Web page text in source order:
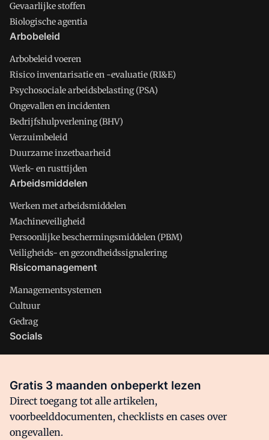
Gevaarlijke stoffen
Biologische agentia
Arbobeleid
Arbobeleid voeren
Risico inventarisatie en -evaluatie (RI&E)
Psychosociale arbeidsbelasting (PSA)
Ongevallen en incidenten
Bedrijfshulpverlening (BHV)
Verzuimbeleid
Duurzame inzetbaarheid
Werk- en rusttijden
Arbeidsmiddelen
Werken met arbeidsmiddelen
Machineveiligheid
Persoonlijke beschermingsmiddelen (PBM)
Veiligheids- en gezondheidssignalering
Risicomanagement
Managementsystemen
Cultuur
Gedrag
Socials
Facebook
Gratis 3 maanden onbeperkt lezen
Direct toegang tot alle artikelen,
voorbeelddocumenten, checklists en cases over
ongevallen.